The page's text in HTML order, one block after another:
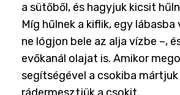
a sütőből, és hagyjuk kicsit
Míg hűlnek a kiflik, egy
ne lógjon bele az alja vízbe –,
evőkanál olajat is. Amikor
segítségével a csokiba